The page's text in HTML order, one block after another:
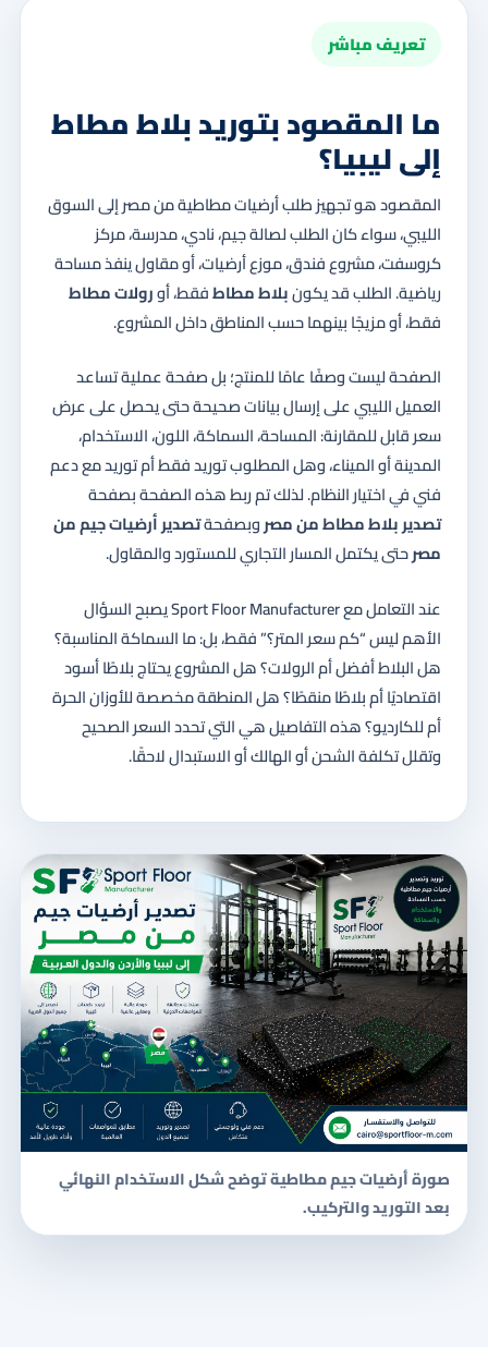
تعريف مباشر
ما المقصود بتوريد بلاط مطاط
إلى ليبيا؟
المقصود هو تجهيز طلب أرضيات مطاطية من مصر إلى السوق
الليبي، سواء كان الطلب لصالة جيم، نادي، مدرسة، مركز
كروسفت، مشروع فندق، موزع أرضيات، أو مقاول ينفذ مساحة
رياضية. الطلب قد يكونبلاط مطاطفقط، أورولات مطاط
فقط، أو مزيجًا بينهما حسب المناطق داخل المشروع.
الصفحة ليست وصفًا عامًا للمنتج؛ بل صفحة عملية تساعد
العميل الليبي على إرسال بيانات صحيحة حتى يحصل على عرض
سعر قابل للمقارنة: المساحة، السماكة، اللون، الاستخدام،
المدينة أو الميناء، وهل المطلوب توريد فقط أم توريد مع دعم
فني في اختيار النظام. لذلك تم ربط هذه الصفحة بصفحة
تصدير بلاط مطاط من مصروبصفحةتصدير أرضيات جيم من
مصرحتى يكتمل المسار التجاري للمستورد والمقاول.
عند التعامل مع Sport Floor Manufacturer يصبح السؤال
الأهم ليس “كم سعر المتر؟” فقط، بل: ما السماكة المناسبة؟
هل البلاط أفضل أم الرولات؟ هل المشروع يحتاج بلاطًا أسود
اقتصاديًا أم بلاطًا منقطًا؟ هل المنطقة مخصصة للأوزان الحرة
أم للكارديو؟ هذه التفاصيل هي التي تحدد السعر الصحيح
وتقلل تكلفة الشحن أو الهالك أو الاستبدال لاحقًا.
صورة أرضيات جيم مطاطية توضح شكل الاستخدام النهائي
بعد التوريد والتركيب.